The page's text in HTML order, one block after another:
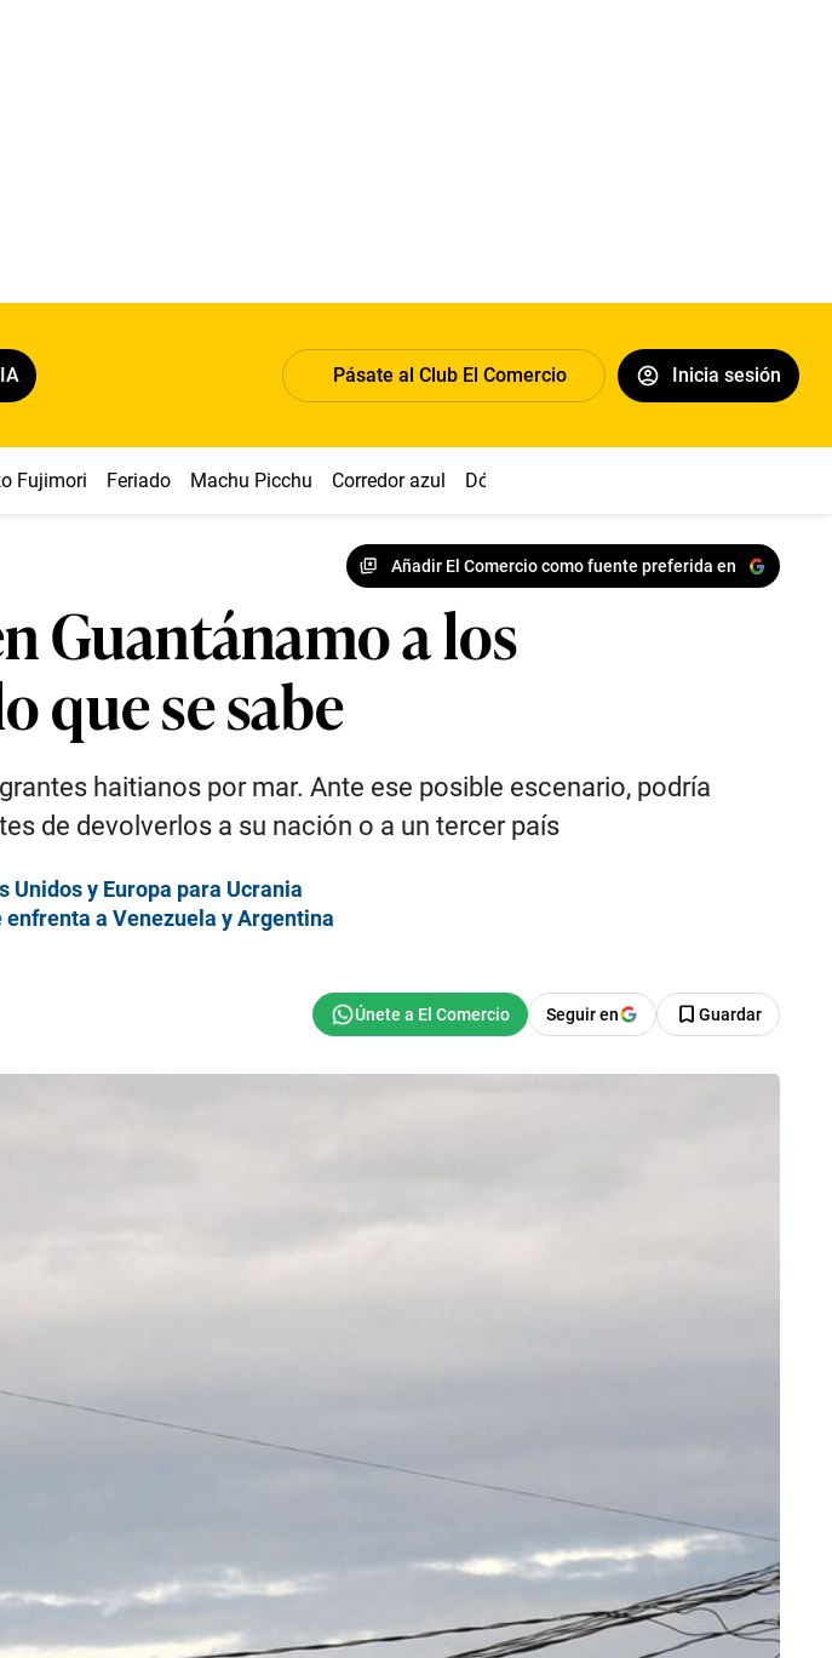
Pásate al Club El Comercio Inicia sesión
Fujimori Feriado Machu Picchu Corredor azul Dólar
Añadir El Comercio como fuente preferida en
Guantánamo a los
que se sabe
haitianos por mar. Ante ese posible escenario, podría
de devolverlos a su nación o a un tercer país
y Europa para Ucrania
a Venezuela y Argentina
Seguir en Guardar